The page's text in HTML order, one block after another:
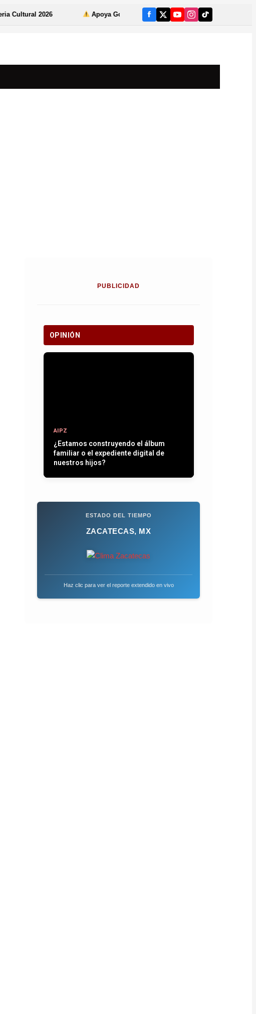
Apoya Gobierno de Zacatecas acciones de búsqueda de personas en
PUBLICIDAD
OPINIÓN
AIPZ
¿Estamos construyendo el álbum
familiar o el expediente digital de
nuestros hijos?
ESTADO DEL TIEMPO
ZACATECAS, MX
Haz clic para ver el reporte extendido en vivo